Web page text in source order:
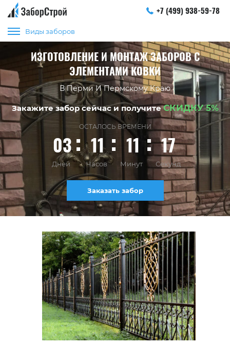
+7 (499) 938-59-78
Виды заборов
ИЗГОТОВЛЕНИЕ И МОНТАЖ ЗАБОРОВ С
ЭЛЕМЕНТАМИ КОВКИ
В Перми И Пермскому Краю
Закажите забор сейчас и получитеСКИДКУ 5%
ОСТАЛОСЬ ВРЕМЕНИ
03 11 11 16
Дней Часов Минут Секунд
Заказать забор